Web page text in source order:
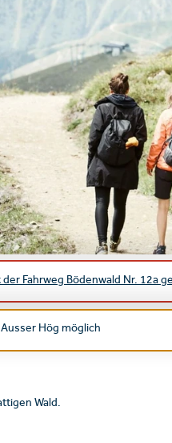
Fahrweg Bödenwald Nr. 12a
Hög möglich
Wald.